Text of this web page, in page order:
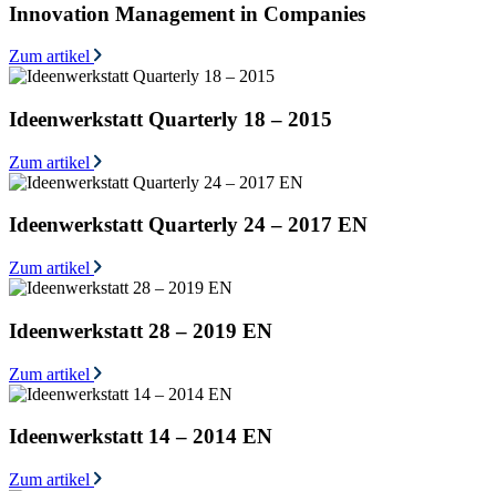
Innovation Management in Companies
Zum artikel
Ideenwerkstatt Quarterly 18 – 2015
Zum artikel
Ideenwerkstatt Quarterly 24 – 2017 EN
Zum artikel
Ideenwerkstatt 28 – 2019 EN
Zum artikel
Ideenwerkstatt 14 – 2014 EN
Zum artikel